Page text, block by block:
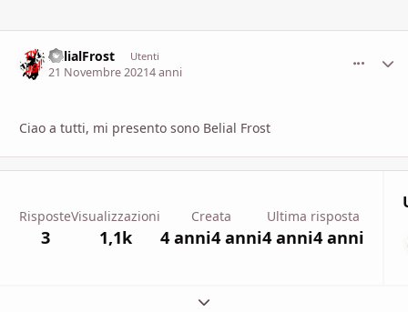
BelialFrost Utenti
21 Novembre 20214 anni
Ciao a tutti, mi presento sono Belial Frost
Risposte
3
Visualizzazioni
1,1k
Creata
4 anni4 anni
Ultima risposta
4 anni4 anni
Espandi panoramica del topic